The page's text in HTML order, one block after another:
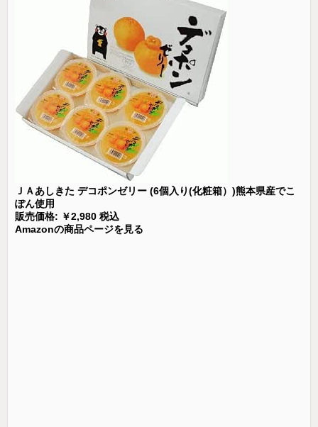
ＪＡあしきた デコポンゼリー (6個入り(化粧箱）)熊本県産でこ
ぽん使用
販売価格: ￥2,980 税込
Amazonの商品ページを見る